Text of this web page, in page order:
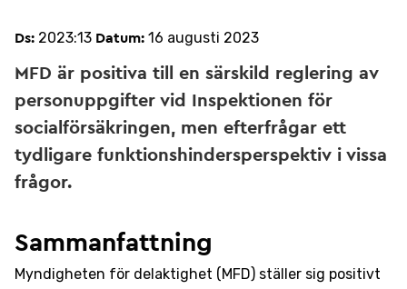
Ds: 2023:13 Datum: 16 augusti 2023
MFD är positiva till en särskild reglering av
personuppgifter vid Inspektionen för
socialförsäkringen, men efterfrågar ett
tydligare funktionshindersperspektiv i vissa
frågor.
Sammanfattning
Myndigheten för delaktighet (MFD) ställer sig positivt